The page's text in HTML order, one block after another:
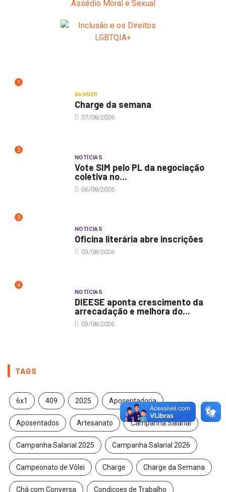
1
BANNER
Charge da semana
07/08/2026
2
NOTÍCIAS
Vote SIM pelo PL da negociação
coletiva no...
06/08/2026
3
NOTÍCIAS
Oficina literária abre inscrições
03/08/2026
4
NOTÍCIAS
DIEESE aponta crescimento da
arrecadação e melhora do...
03/08/2026
TAGS
6x1 409 2025 Aposentadoria
Aposentados Artesanato Campanha Salarial
Campanha Salarial 2025 Campanha Salarial 2026
Campeonato de Vôlei Charge Charge da Semana
Chá com Conversa Condicoes de Trabalho